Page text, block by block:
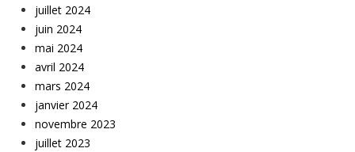
juillet 2024
juin 2024
mai 2024
avril 2024
mars 2024
janvier 2024
novembre 2023
juillet 2023